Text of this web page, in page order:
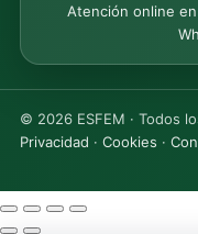
Atención online
© 2026 ESFEM · Todos
Privacidad · Cookies ·